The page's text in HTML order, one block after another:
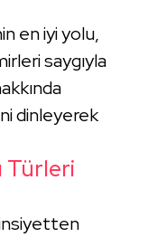
en iyi yolu,
saygıyla
dinleyerek
Türleri